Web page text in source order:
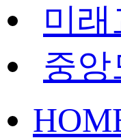
미
중